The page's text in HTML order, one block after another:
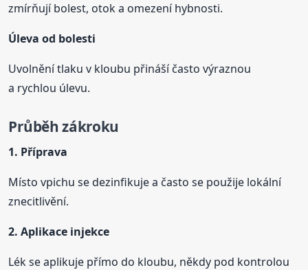
zmírňují bolest, otok a omezení hybnosti.
Úleva od bolesti
Uvolnění tlaku v kloubu přináší často výraznou
a rychlou úlevu.
Průběh zákroku
1. Příprava
Místo vpichu se dezinfikuje a často se použije lokální
znecitlivění.
2. Aplikace injekce
Lék se aplikuje přímo do kloubu, někdy pod kontrolou